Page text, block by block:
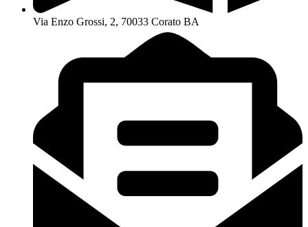
Via Enzo Grossi, 2, 70033 Corato BA